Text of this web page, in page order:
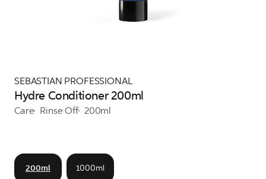
SEBASTIAN PROFESSIONAL
Hydre Conditioner 200ml
Care Rinse Off 200ml
200ml 1000ml